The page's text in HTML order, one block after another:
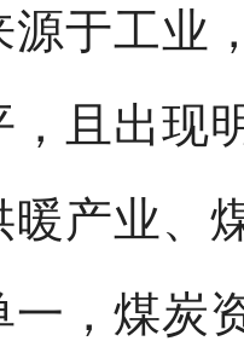
源于工业
，且出现
暖产业、
一，煤炭